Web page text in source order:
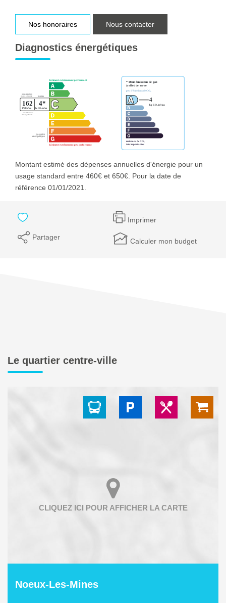
Nos honoraires Nous contacter
Diagnostics énergétiques
Montant estimé des dépenses annuelles d'énergie pour un
usage standard entre 460€ et 650€. Pour la date de
référence 01/01/2021.
Imprimer
Partager Calculer mon budget
Le quartier centre-ville
Noeux-Les-Mines